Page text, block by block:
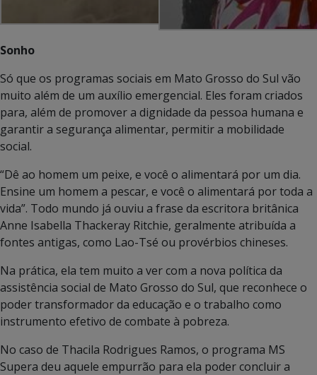
Sonho
Só que os programas sociais em Mato Grosso do Sul vão
muito além de um auxílio emergencial. Eles foram criados
para, além de promover a dignidade da pessoa humana e
garantir a segurança alimentar, permitir a mobilidade
social.
“Dê ao homem um peixe, e você o alimentará por um dia.
Ensine um homem a pescar, e você o alimentará por toda a
vida”. Todo mundo já ouviu a frase da escritora britânica
Anne Isabella Thackeray Ritchie, geralmente atribuída a
fontes antigas, como Lao-Tsé ou provérbios chineses.
Na prática, ela tem muito a ver com a nova política da
assistência social de Mato Grosso do Sul, que reconhece o
poder transformador da educação e o trabalho como
instrumento efetivo de combate à pobreza.
No caso de Thacila Rodrigues Ramos, o programa MS
Supera deu aquele empurrão para ela poder concluir a